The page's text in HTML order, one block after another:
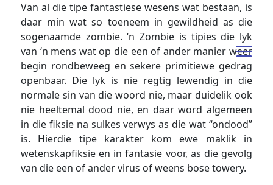
Van al die tipe fantastiese wesens wat bestaan, is
daar min wat so toeneem in gewildheid as die
sogenaamde zombie. ‘n Zombie is tipies die lyk
van ‘n mens wat op die een of ander manier weer
begin rondbeweeg en sekere primitiewe gedrag
openbaar. Die lyk is nie regtig lewendig in die
normale sin van die woord nie, maar duidelik ook
nie heeltemal dood nie, en daar word algemeen
in die fiksie na sulkes verwys as die wat “ondood”
is. Hierdie tipe karakter kom ewe maklik in
wetenskapfiksie en in fantasie voor, as die gevolg
van die een of ander virus of weens bose towery.